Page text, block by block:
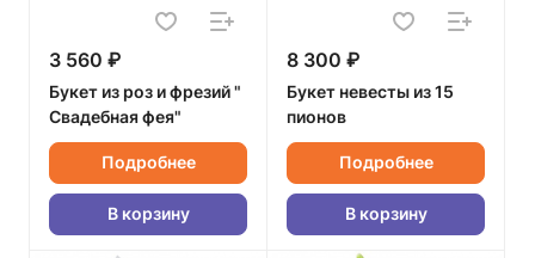
3 560 ₽
Букет из роз и фрезий "
Свадебная фея"
Подробнее
В корзину
8 300 ₽
Букет невесты из 15
пионов
Подробнее
В корзину